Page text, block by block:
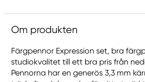
Om produkten
Färgpennor Expression set, bra
studiokvalitet till ett bra pris från
Pennorna har en generös 3,3 mm